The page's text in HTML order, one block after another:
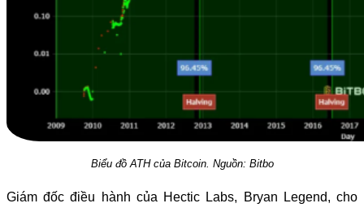
Biểu đồ ATH của Bitcoin. Nguồn: Bitbo
Giám đốc điều hành của Hectic Labs, Bryan Legend, cho